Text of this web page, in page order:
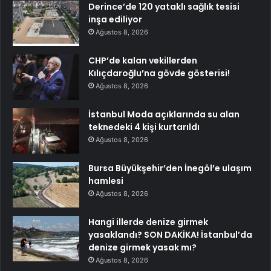
Derince’de 120 yataklı sağlık tesisi
inşa ediliyor
Ağustos 8, 2026
CHP’de kalan vekillerden
Kılıçdaroğlu’na gövde gösterisi!
Ağustos 8, 2026
İstanbul Moda açıklarında su alan
teknedeki 4 kişi kurtarıldı
Ağustos 8, 2026
Bursa Büyükşehir’den İnegöl’e ulaşım
hamlesi
Ağustos 8, 2026
Hangi illerde denize girmek
yasaklandı? SON DAKİKA! İstanbul’da
denize girmek yasak mı?
Ağustos 8, 2026